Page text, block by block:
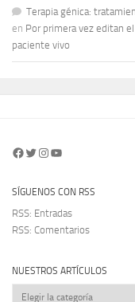
Terapia génica:
en Por primera vez editan
paciente vivo
Facebook
Twitter
Instagram
YouTube
SÍGUENOS CON RSS
RSS: Entradas
RSS: Comentarios
NUESTROS ARTÍCULOS
Nuestros